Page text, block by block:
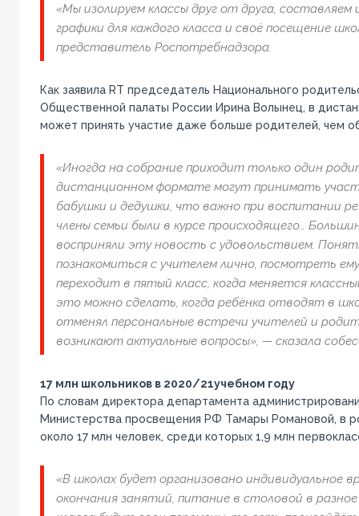
«Мы изолируем классы друг от друга, составляем
графики для каждого класса и своё посещение
представитель Роспотребнадзора.
Как заявила RT председатель Национального
Общественной палаты России Ирина Волынец, в
может принять участие даже больше родителей, чем
«Иногда на собрание приходит только один
дистанционном формате могут принимать
бабушки и дедушки, что важно при воспитании
члены семьи были в курсе происходящего…
восприняли эту новость с удовольствием.
познакомиться с учителем лично, посмотреть ему
переходит в пятый класс, когда меняется
это можно сделать, когда ребёнка отводят в
отменял персональные встречи учителей и
возникают актуальные вопросы», — сказала
17 млн школьников в 2020/21учебном году
По словам директора департамента
Министерства просвещения РФ Тамары Романовой, в
около 17 млн человек, среди которых 1,9 млн
«В школах будет организовано индивидуальное
окончания занятий, питание в столовой в